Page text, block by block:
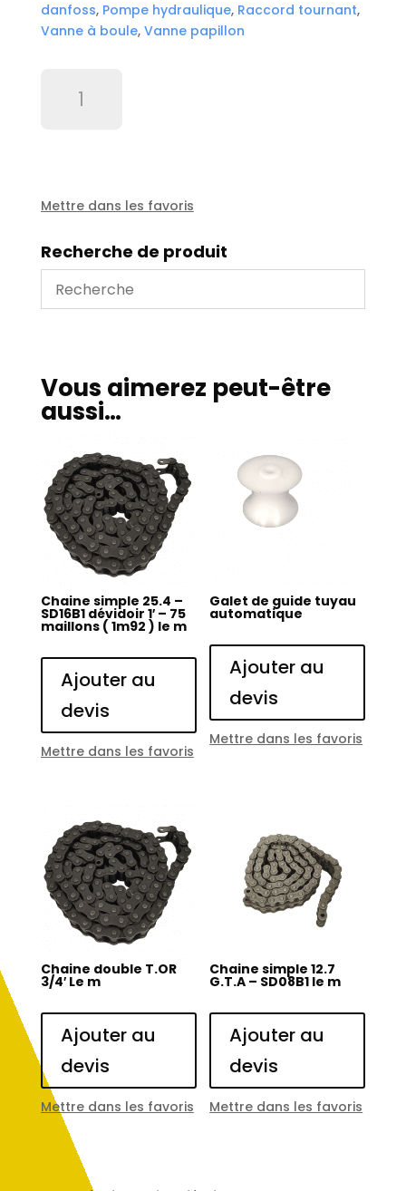
danfoss, Pompe hydraulique, Raccord tournant,
Vanne à boule, Vanne papillon
automatique
Mettre dans les favoris
Recherche de produit
Vous aimerez peut-être
aussi…
Chaine simple 25.4 –
SD16B1 dévidoir 1′ – 75
maillons ( 1m92 ) le m
Ajouter au
devis
Mettre dans les favoris
Galet de guide tuyau
automatique
Ajouter au
devis
Mettre dans les favoris
Chaine double T.OR
3/4′ Le m
Ajouter au
devis
Mettre dans les favoris
Chaine simple 12.7
G.T.A – SD08B1 le m
Ajouter au
devis
Mettre dans les favoris